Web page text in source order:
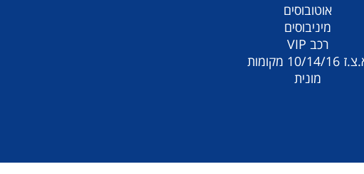
אוטובוסים
מיניבוסים
רכב VIP
14/16 מקומות
מונית